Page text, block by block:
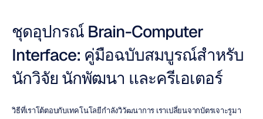
ชุดอุปกรณ์ Brain-Computer
Interface: คู่มือฉบับสมบูรณ์สำหรับ
นักวิจัย นักพัฒนา และครีเอเตอร์
วิธีที่เราโต้ตอบกับเทคโนโลยีกำลังวิวัฒนาการ เราเปลี่ยนจากบัตรเจาะรูมา